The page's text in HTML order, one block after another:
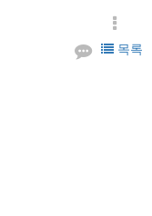
목록